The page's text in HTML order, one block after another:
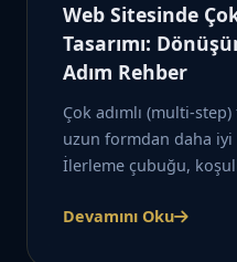
Web Sitesinde
Tasarımı:
Adım Rehber
Çok adımlı (multi-
uzun formdan daha
İlerleme çubuğu,
Devamını Oku